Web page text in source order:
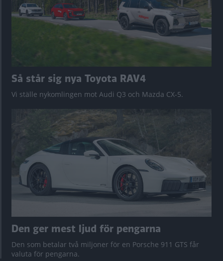
Så står sig nya Toyota RAV4
Vi ställe nykomlingen mot Audi Q3 och Mazda CX-5.
Den ger mest ljud för pengarna
Den som betalar två miljoner för en Porsche 911 GTS får
valuta för pengarna.